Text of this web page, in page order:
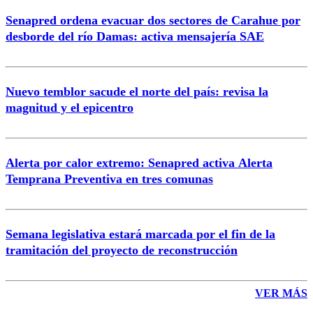
Correo
Senapred ordena evacuar dos sectores de Carahue por
desborde del río Damas: activa mensajería SAE
Nuevo temblor sacude el norte del país: revisa la
magnitud y el epicentro
Alerta por calor extremo: Senapred activa Alerta
Temprana Preventiva en tres comunas
Semana legislativa estará marcada por el fin de la
tramitación del proyecto de reconstrucción
VER MÁS